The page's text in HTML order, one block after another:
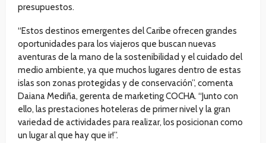
presupuestos.
“Estos destinos emergentes del Caribe ofrecen grandes
oportunidades para los viajeros que buscan nuevas
aventuras de la mano de la sostenibilidad y el cuidado del
medio ambiente, ya que muchos lugares dentro de estas
islas son zonas protegidas y de conservación”, comenta
Daiana Mediña, gerenta de marketing COCHA. “Junto con
ello, las prestaciones hoteleras de primer nivel y la gran
variedad de actividades para realizar, los posicionan como
un lugar al que hay que ir!”.